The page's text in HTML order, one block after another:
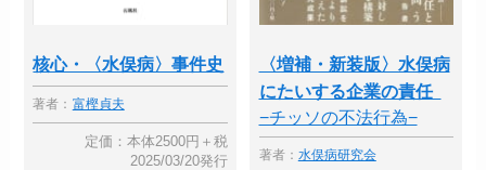
核心・〈水俣病〉事件史
著者： 富樫貞夫
定価：本体2500円＋税
2025/03/20発行
〈増補・新装版〉水俣病
にたいする企業の責任
−チッソの不法行為−
著者： 水俣病研究会